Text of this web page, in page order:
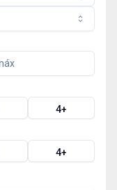
4+
4+